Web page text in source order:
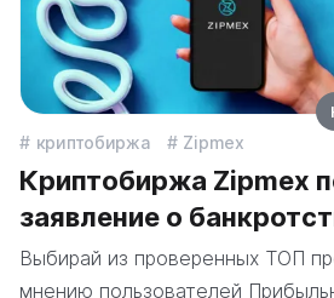
криптобиржа Zipmex
Криптобиржа Zipmex
заявление о
Выбирай из проверенных ТОП
мнению пользователей